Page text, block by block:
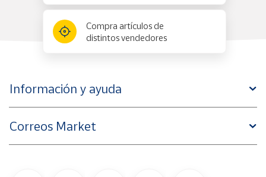
Compra artículos de
distintos vendedores
Información y ayuda
Correos Market